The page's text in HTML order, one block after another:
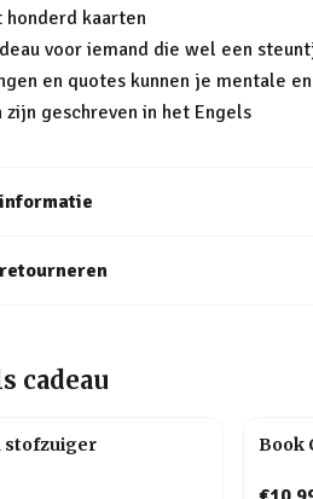
honderd kaarten
voor iemand die wel een
en quotes kunnen je mentale
zijn geschreven in het Engels
cadeau
stofzuiger Book